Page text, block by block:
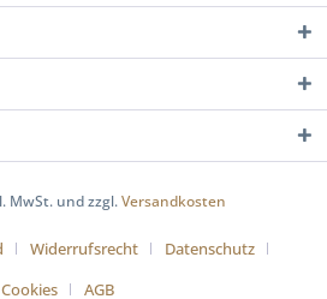
MwSt. und zzgl.Versandkosten
Widerrufsrecht
Datenschutz
Cookies
AGB